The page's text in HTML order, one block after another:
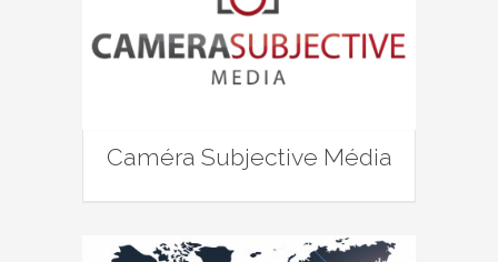
Caméra Subjective Média